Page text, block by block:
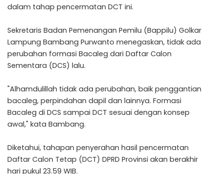
dalam tahap pencermatan DCT ini.
Sekretaris Badan Pemenangan Pemilu (Bappilu) Golkar
Lampung Bambang Purwanto menegaskan, tidak ada
perubahan formasi Bacaleg dari Daftar Calon
Sementara (DCS) lalu.
"Alhamdulillah tidak ada perubahan, baik penggantian
bacaleg, perpindahan dapil dan lainnya. Formasi
Bacaleg di DCS sampai DCT sesuai dengan konsep
awal," kata Bambang.
Diketahui, tahapan penyerahan hasil pencermatan
Daftar Calon Tetap (DCT) DPRD Provinsi akan berakhir
hari pukul 23.59 WIB.